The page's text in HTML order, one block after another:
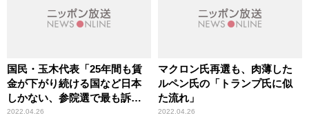
国民・玉木代表「25年間も賃
金が下がり続ける国など日本
しかない、参院選で最も訴え
たいのは『スタグフレーショ
2022.04.26
マクロン氏再選も、肉薄した
ルペン氏の「トランプ氏に似
た流れ」
2022.04.26